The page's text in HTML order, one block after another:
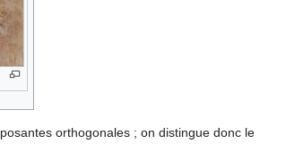
orthogonales ; on distingue donc le